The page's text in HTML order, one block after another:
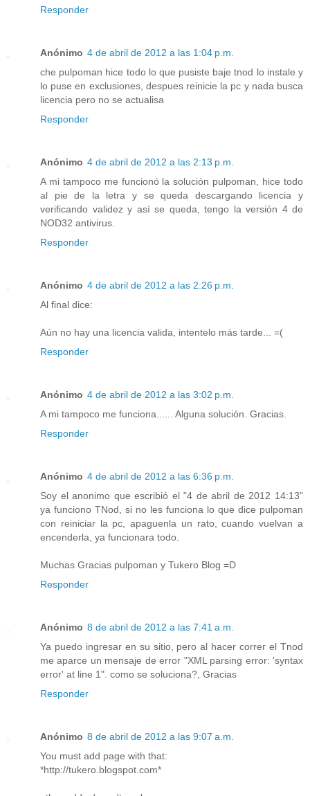
Responder
Anónimo 4 de abril de 2012 a las 1:04 p.m.
che pulpoman hice todo lo que pusiste baje tnod lo instale y
lo puse en exclusiones, despues reinicie la pc y nada busca
licencia pero no se actualisa
Responder
Anónimo 4 de abril de 2012 a las 2:13 p.m.
A mi tampoco me funcionó la solución pulpoman, hice todo
al pie de la letra y se queda descargando licencia y
verificando validez y así se queda, tengo la versión 4 de
NOD32 antivirus.
Responder
Anónimo 4 de abril de 2012 a las 2:26 p.m.
Al final dice:
Aún no hay una licencia valida, intentelo más tarde... =(
Responder
Anónimo 4 de abril de 2012 a las 3:02 p.m.
A mi tampoco me funciona...... Alguna solución. Gracias.
Responder
Anónimo 4 de abril de 2012 a las 6:36 p.m.
Soy el anonimo que escribió el "4 de abril de 2012 14:13"
ya funciono TNod, si no les funciona lo que dice pulpoman
con reiniciar la pc, apaguenla un rato, cuando vuelvan a
encenderla, ya funcionara todo.
Muchas Gracias pulpoman y Tukero Blog =D
Responder
Anónimo 8 de abril de 2012 a las 7:41 a.m.
Ya puedo ingresar en su sitio, pero al hacer correr el Tnod
me aparce un mensaje de error "XML parsing error: 'syntax
error' at line 1". como se soluciona?, Gracias
Responder
Anónimo 8 de abril de 2012 a las 9:07 a.m.
You must add page with that:
*http://tukero.blogspot.com*